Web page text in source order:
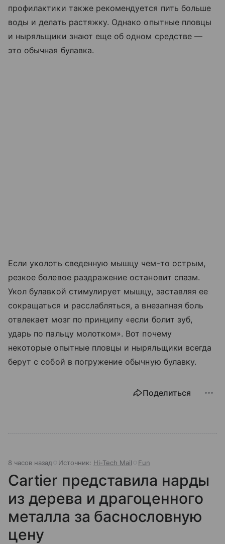
профилактики также рекомендуется пить больше
воды и делать растяжку. Однако опытные пловцы
и ныряльщики знают еще об одном средстве —
это обычная булавка.
Если уколоть сведенную мышцу чем-то острым,
резкое болевое раздражение остановит спазм.
Укол булавкой стимулирует мышцу, заставляя ее
сокращаться и расслабляться, а внезапная боль
отвлекает мозг по принципу «если болит зуб,
ударь по пальцу молотком». Вот почему
некоторые опытные пловцы и ныряльщики всегда
берут с собой в погружение обычную булавку.
Поделиться
8 часов назад Источник: Hi-Tech Mail Fun
Cartier представила нарды
из дерева и драгоценного
металла за баснословную
цену